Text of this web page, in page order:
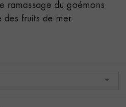
ramassage du goémons
des fruits de mer.
